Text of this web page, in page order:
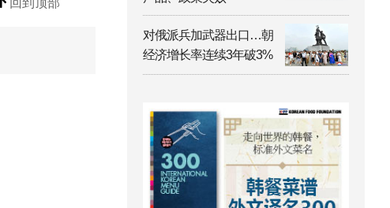
回到顶部
对俄派兵加武器出口…朝
经济增长率连续3年破3%